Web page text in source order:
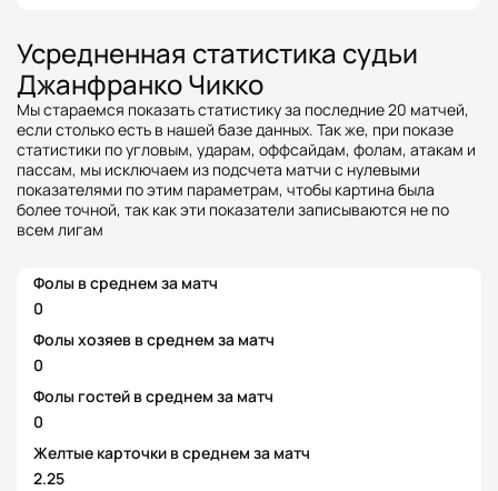
Усредненная статистика судьи
Джанфранко Чикко
Мы стараемся показать статистику за последние 20 матчей,
если столько есть в нашей базе данных. Так же, при показе
статистики по угловым, ударам, оффсайдам, фолам, атакам и
пассам, мы исключаем из подсчета матчи с нулевыми
показателями по этим параметрам, чтобы картина была
более точной, так как эти показатели записываются не по
всем лигам
Фолы в среднем за матч
0
Фолы хозяев в среднем за матч
0
Фолы гостей в среднем за матч
0
Желтые карточки в среднем за матч
2.25